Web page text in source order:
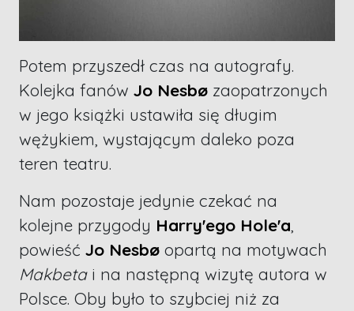
Potem przyszedł czas na autografy.
Kolejka fanów Jo Nesbø zaopatrzonych
w jego książki ustawiła się długim
wężykiem, wystającym daleko poza
teren teatru.
Nam pozostaje jedynie czekać na
kolejne przygody Harry'ego Hole'a
powieść Jo Nesbø opartą na motywach
Makbetai na następną wizytę autora w
Polsce. Oby było to szybciej niż za